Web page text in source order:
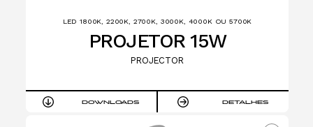
LED 1800K, 2200K, 2700K, 3000K, 4000K OU 5700K
PROJETOR 15W
PROJECTOR
DOWNLOADS DETALHES